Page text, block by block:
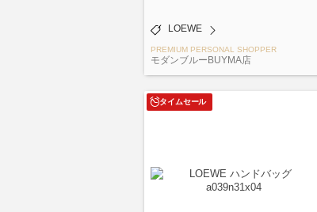
LOEWE
PREMIUM PERSONAL SHOPPER
モダンブルーBUYMA店
タイムセール